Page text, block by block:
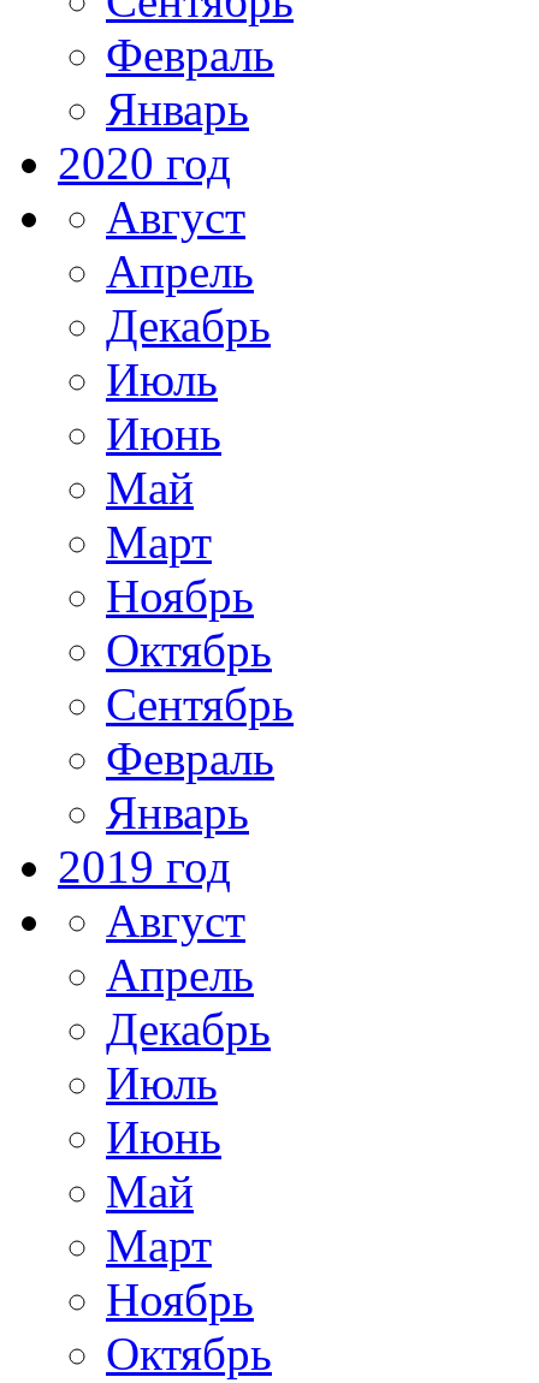
Февраль
Январь
2020 год
Август
Апрель
Декабрь
Июль
Июнь
Май
Март
Ноябрь
Октябрь
Сентябрь
Февраль
Январь
2019 год
Август
Апрель
Декабрь
Июль
Июнь
Май
Март
Ноябрь
Октябрь